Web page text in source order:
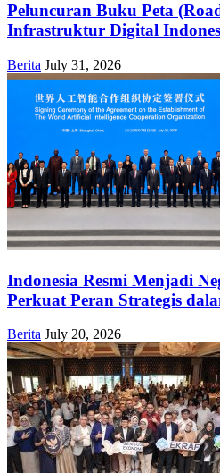
Peluncuran Buku Peta
Infrastruktur Digital
Berita July 31, 2026
Indonesia Resmi Menjadi
Perkuat Peran Strategis
Berita July 20, 2026